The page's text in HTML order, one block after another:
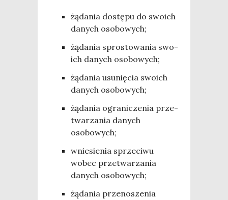
żąda­nia dostę­pu do swo­ich
danych osobowych;
żąda­nia spro­sto­wa­nia swo­
ich danych osobowych;
żąda­nia usu­nię­cia swo­ich
danych osobowych;
żąda­nia ogra­ni­cze­nia prze­
twa­rza­nia danych
osobowych;
wnie­sie­nia sprze­ci­wu
wobec prze­twa­rza­nia
danych osobowych;
żąda­nia prze­no­sze­nia